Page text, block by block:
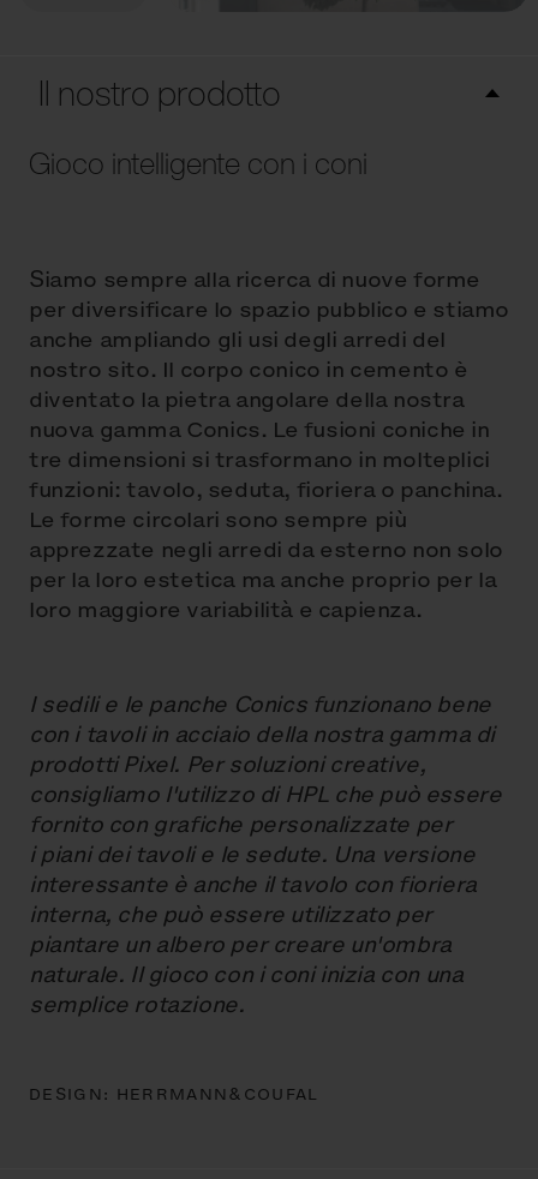
Il nostro prodotto
Gioco intelligente con i coni
Siamo sempre alla ricerca di nuove forme
per diversificare lo spazio pubblico e stiamo
anche ampliando gli usi degli arredi del
nostro sito. Il corpo conico in cemento è
diventato la pietra angolare della nostra
nuova gamma Conics. Le fusioni coniche in
tre dimensioni si trasformano in molteplici
funzioni: tavolo, seduta, fioriera o panchina.
Le forme circolari sono sempre più
apprezzate negli arredi da esterno non solo
per la loro estetica ma anche proprio per la
loro maggiore variabilità e capienza.
I sedili e le panche Conics funzionano bene
con i tavoli in acciaio della nostra gamma di
prodotti Pixel. Per soluzioni creative,
consigliamo l'utilizzo di HPL che può essere
fornito con grafiche personalizzate per
i piani dei tavoli e le sedute. Una versione
interessante è anche il tavolo con fioriera
interna, che può essere utilizzato per
piantare un albero per creare un'ombra
naturale. Il gioco con i coni inizia con una
semplice rotazione.
DESIGN: HERRMANN&COUFAL